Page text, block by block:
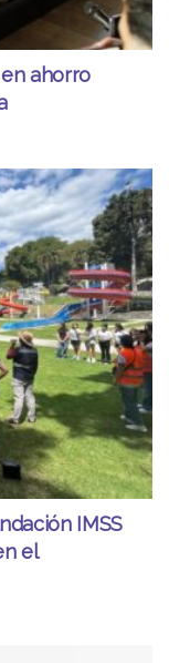
ahorro
IMSS
el